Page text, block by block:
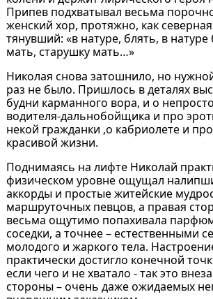
Припев подхватывал весьма
женский хор, протяжно, как
тянувший: «в натуре, блять, в натуре
мать, старушку мать…»
Николая снова затошнило, но
раз не было. Пришлось в деталях
будни карманного вора, и о
водителя-дальнобойщика и про
некой гражданки ,о кабриолете и
красивой жизни.
Поднимаясь на лифте Николай
физическом уровне ощущал
аккорды и простые житейские
маршруточных певцов, а правая
весьма ощутимо попахивала
соседки, а точнее – естественными
молодого и жаркого тела.
практически достигло конечной
если чего и не хватало - так это
стороны – очень даже ожидаемых